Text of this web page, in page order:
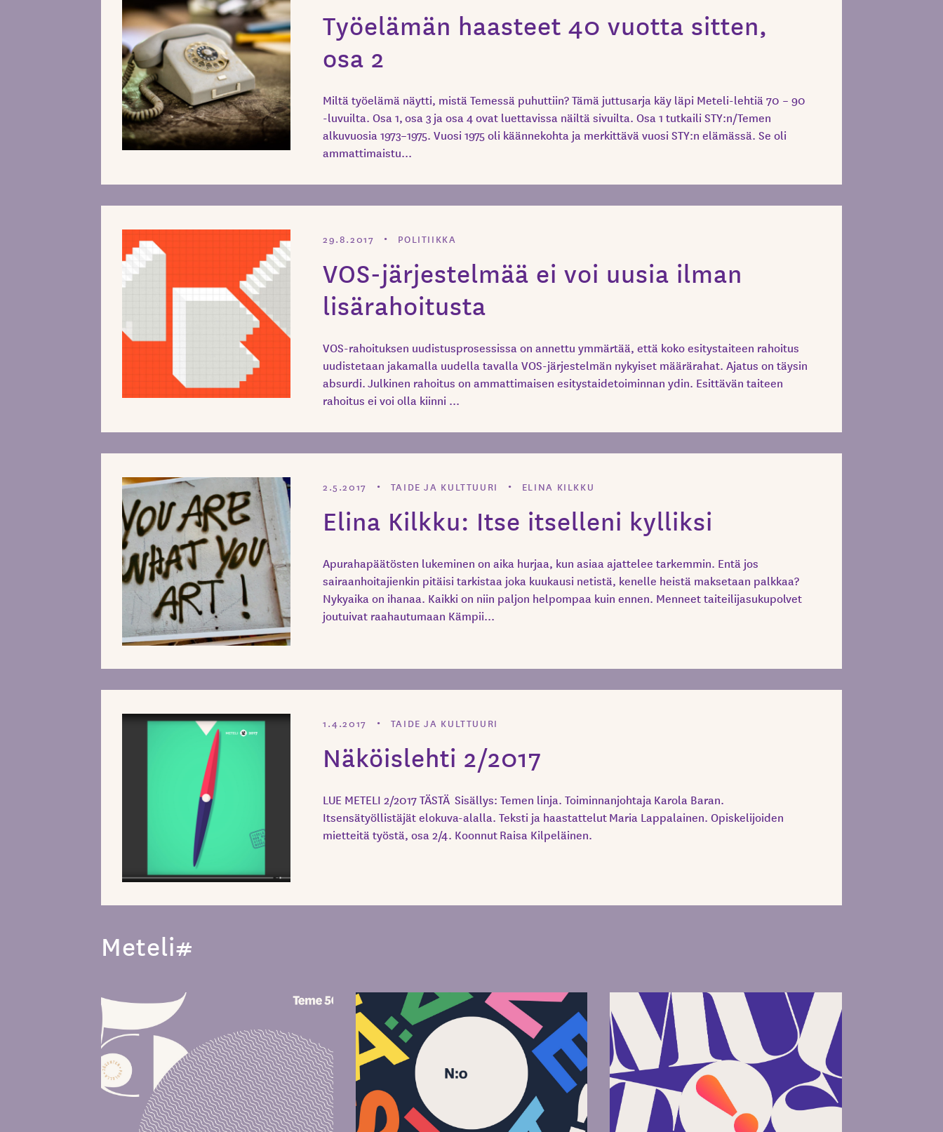
Työelämän haasteet 40 vuotta sitten,
osa 2
Miltä työelämä näytti, mistä Temessä puhuttiin? Tämä juttusarja käy läpi Meteli-lehtiä 70 – 90
-luvuilta. Osa 1, osa 3 ja osa 4 ovat luettavissa näiltä sivuilta. Osa 1 tutkaili STY:n/Temen
alkuvuosia 1973–1975. Vuosi 1975 oli käännekohta ja merkittävä vuosi STY:n elämässä. Se oli
ammattimaistu...
29.8.2017 POLITIIKKA
VOS-järjestelmää ei voi uusia ilman
lisärahoitusta
VOS-rahoituksen uudistusprosessissa on annettu ymmärtää, että koko esitystaiteen rahoitus
uudistetaan jakamalla uudella tavalla VOS-järjestelmän nykyiset määrärahat. Ajatus on täysin
absurdi. Julkinen rahoitus on ammattimaisen esitystaidetoiminnan ydin. Esittävän taiteen
rahoitus ei voi olla kiinni ...
2.5.2017 TAIDE JA KULTTUURI ELINA KILKKU
Elina Kilkku: Itse itselleni kylliksi
Apurahapäätösten lukeminen on aika hurjaa, kun asiaa ajattelee tarkemmin. Entä jos
sairaanhoitajienkin pitäisi tarkistaa joka kuukausi netistä, kenelle heistä maksetaan palkkaa?
Nykyaika on ihanaa. Kaikki on niin paljon helpompaa kuin ennen. Menneet taiteilijasukupolvet
joutuivat raahautumaan Kämpii...
1.4.2017 TAIDE JA KULTTUURI
Näköislehti 2/2017
LUE METELI 2/2017 TÄSTÄ Sisällys: Temen linja. Toiminnanjohtaja Karola Baran.
Itsensätyöllistäjät elokuva-alalla. Teksti ja haastattelut Maria Lappalainen. Opiskelijoiden
mietteitä työstä, osa 2/4. Koonnut Raisa Kilpeläinen.
Meteli#